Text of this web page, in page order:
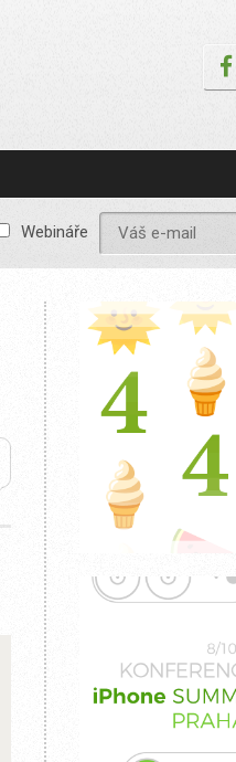
Webináře